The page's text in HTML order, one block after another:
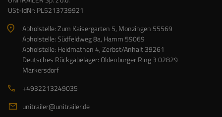
USt-IdNr: PL5213739921
Abholstelle: Zum Kaisergarten 5, Monzingen 55569
Abholstelle: Südfeldweg 8a, Hamm 59069
Abholstelle: Heidmathen 4, Zerbst/Anhalt 39261
Deutsches Rückgabelager: Oldenburger Ring 3 02829
Markersdorf
+4932213249035
unitrailer@unitrailer.de